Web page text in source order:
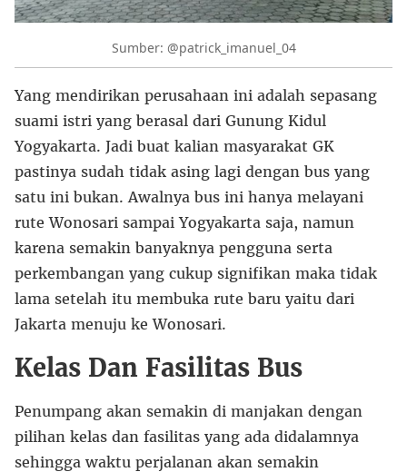
Sumber: @patrick_imanuel_04
Yang mendirikan perusahaan ini adalah sepasang
suami istri yang berasal dari Gunung Kidul
Yogyakarta. Jadi buat kalian masyarakat GK
pastinya sudah tidak asing lagi dengan bus yang
satu ini bukan. Awalnya bus ini hanya melayani
rute Wonosari sampai Yogyakarta saja, namun
karena semakin banyaknya pengguna serta
perkembangan yang cukup signifikan maka tidak
lama setelah itu membuka rute baru yaitu dari
Jakarta menuju ke Wonosari.
Kelas Dan Fasilitas Bus
Penumpang akan semakin di manjakan dengan
pilihan kelas dan fasilitas yang ada didalamnya
sehingga waktu perjalanan akan semakin